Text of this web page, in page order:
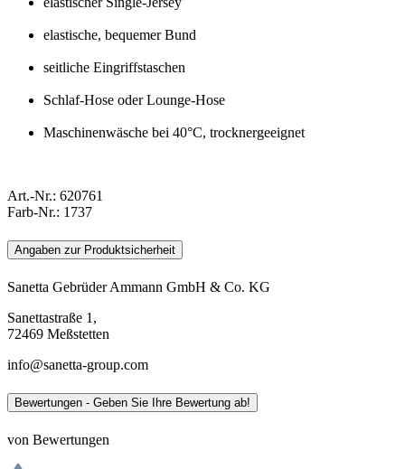
elastische, bequemer Bund
seitliche Eingriffstaschen
Schlaf-Hose oder Lounge-Hose
Maschinenwäsche bei 40°C, trocknergeeignet
Art.-Nr.: 620761
Farb-Nr.: 1737
Angaben zur Produktsicherheit
Sanetta Gebrüder Ammann GmbH & Co. KG
Sanettastraße 1,
72469 Meßstetten
info@sanetta-group.com
Bewertungen - Geben Sie Ihre Bewertung ab!
von Bewertungen